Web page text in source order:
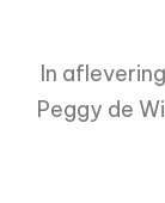
In
Peggy de